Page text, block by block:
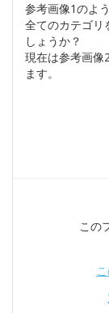
参考画像1のよう
全てのカテゴリ
しょうか？
現在は参考画像
ます。
この